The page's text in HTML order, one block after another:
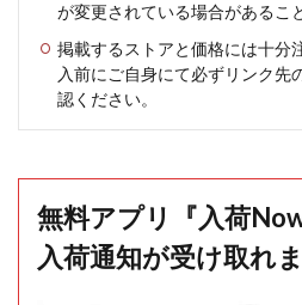
が変更されている場合があるこ
掲載するストアと価格には十分
入前にご自身にて必ずリンク先
認ください。
無料アプリ『入荷
入荷通知が受け取れ